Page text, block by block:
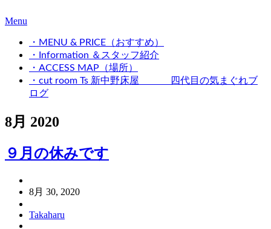
Menu
・MENU & PRICE（おすすめ）
・Information ＆スタッフ紹介
・ACCESS MAP（場所）
・cut room Ts 新中野床屋 四代目の気まぐれブ
ログ
8月 2020
９月の休みです
8月 30, 2020
Takaharu